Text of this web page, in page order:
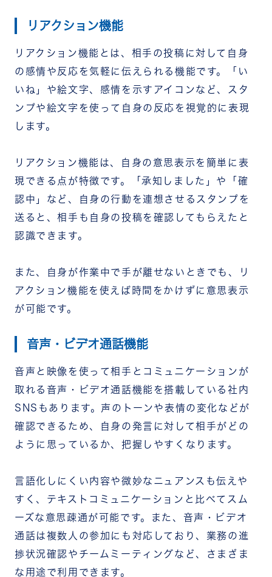
リアクション機能
リアクション機能とは、相手の投稿に対して自身
の感情や反応を気軽に伝えられる機能です。「い
いね」や絵文字、感情を示すアイコンなど、スタ
ンプや絵文字を使って自身の反応を視覚的に表現
します。
リアクション機能は、自身の意思表示を簡単に表
現できる点が特徴です。「承知しました」や「確
認中」など、自身の行動を連想させるスタンプを
送ると、相手も自身の投稿を確認してもらえたと
認識できます。
また、自身が作業中で手が離せないときでも、リ
アクション機能を使えば時間をかけずに意思表示
が可能です。
音声・ビデオ通話機能
音声と映像を使って相手とコミュニケーションが
取れる音声・ビデオ通話機能を搭載している社内
SNSもあります。声のトーンや表情の変化などが
確認できるため、自身の発言に対して相手がどの
ように思っているか、把握しやすくなります。
言語化しにくい内容や微妙なニュアンスも伝えや
すく、テキストコミュニケーションと比べてスム
ーズな意思疎通が可能です。また、音声・ビデオ
通話は複数人の参加にも対応しており、業務の進
捗状況確認やチームミーティングなど、さまざま
な用途で利用できます。